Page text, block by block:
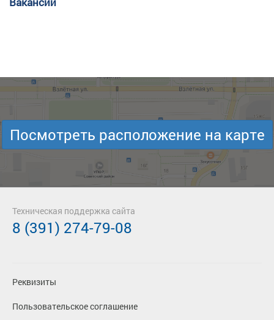
Посмотреть расположение на карте
Реквизиты
Пользовательское соглашение
Техническая поддержка сайта
8 (391) 274-79-08